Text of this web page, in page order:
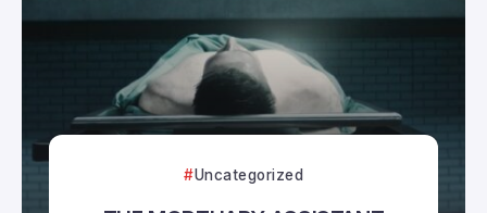
Uncategorized